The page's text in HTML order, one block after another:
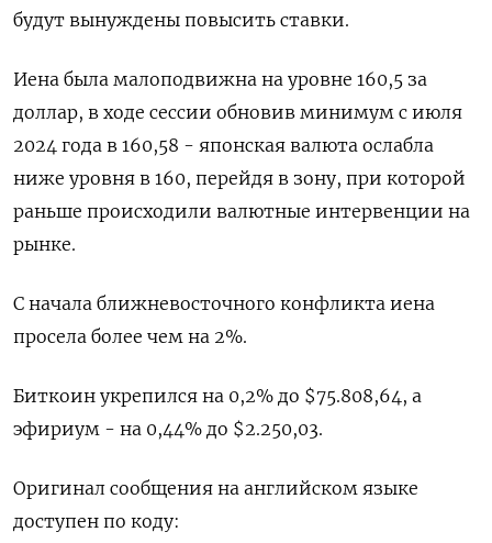
будут ​вынуждены повысить ставки.
Иена была ⁠малоподвижна на уровне 160,5 за
доллар, в ходе сессии обновив минимум с июля
2024 года в 160,58 - японская валюта ‌ослабла
ниже уровня в 160, перейдя в зону, при которой
раньше происходили ‌валютные интервенции на
рынке.
С начала ближневосточного конфликта иена
просела более чем на 2%.
Биткоин ​укрепился на 0,2% до $75.808,64, а
эфириум - на 0,44% до $2.250,03.
Оригинал сообщения ‌на английском языке
доступен по коду: